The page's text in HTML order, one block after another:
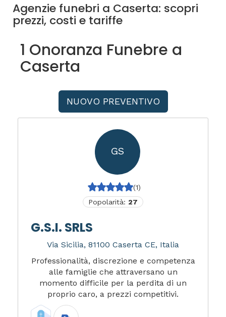
Agenzie funebri a Caserta: scopri
prezzi, costi e tariffe
1 Onoranza Funebre a
Caserta
NUOVO PREVENTIVO
GS
(1)
Popolarità: 27
G.S.I. SRLS
Via Sicilia, 81100 Caserta CE, Italia
Professionalità, discrezione e competenza
alle famiglie che attraversano un
momento difficile per la perdita di un
proprio caro, a prezzi competitivi.